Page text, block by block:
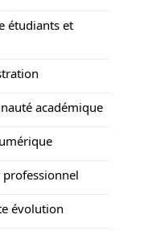
étudiants et
académique
évolution